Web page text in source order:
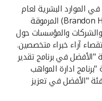
الموارد البشرية لعام
2023 من مجموعة براندون هول (Brandon Hall) المرموقة
والمؤسسات حول
آراء خبراء متخصصين.
"الأفضل في برنامج تقدير
ادارة المواهب
لفئة "الأفضل في تعزيز